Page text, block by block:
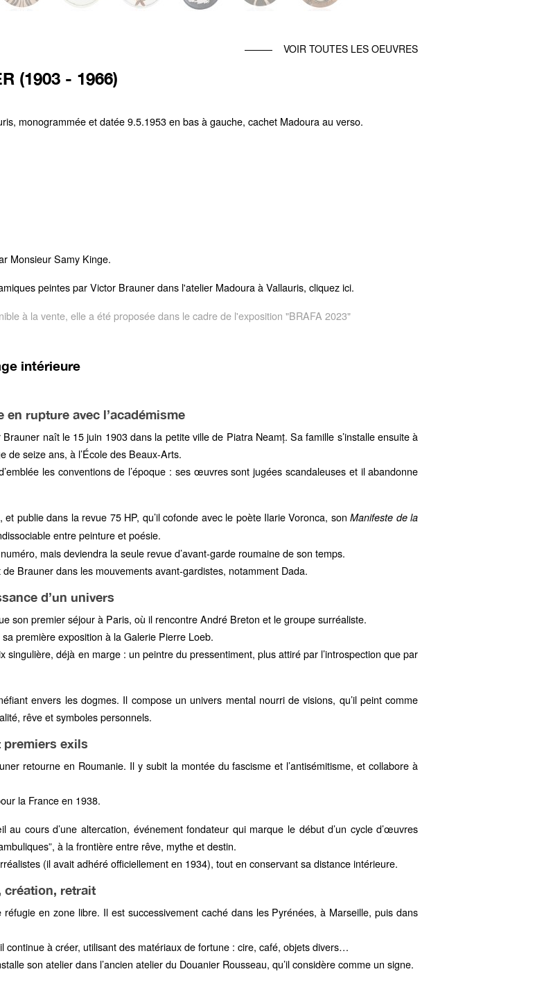
VOIR TOUTES LES OEUVRES
(1903 - 1966)
monogrammée et datée 9.5.1953 en bas à gauche, cachet Madoura au verso.
Monsieur Samy Kinge.
peintes par Victor Brauner dans l'atelier Madoura à Vallauris, cliquez ici.
à la vente, elle a été proposée dans le cadre de l'exposition "BRAFA 2023"
intérieure
en rupture avec l’académisme
naît le 15 juin 1903 dans la petite ville de Piatra Neamț. Sa famille s’installe ensuite à
de seize ans, à l’École des Beaux-Arts.
les conventions de l’époque : ses œuvres sont jugées scandaleuses et il abandonne
et publie dans la revue 75 HP, qu’il cofonde avec le poète Ilarie Voronca, sonManifeste de la
entre peinture et poésie.
mais deviendra la seule revue d’avant-garde roumaine de son temps.
Brauner dans les mouvements avant-gardistes, notamment Dada.
d’un univers
son premier séjour à Paris, où il rencontre André Breton et le groupe surréaliste.
première exposition à la Galerie Pierre Loeb.
singulière, déjà en marge : un peintre du pressentiment, plus attiré par l’introspection que par
envers les dogmes. Il compose un univers mental nourri de visions, qu’il peint comme
rêve et symboles personnels.
premiers exils
retourne en Roumanie. Il y subit la montée du fascisme et l’antisémitisme, et collabore à
la France en 1938.
cours d’une altercation, événement fondateur qui marque le début d’un cycle d’œuvres
à la frontière entre rêve, mythe et destin.
(il avait adhéré officiellement en 1934), tout en conservant sa distance intérieure.
création, retrait
en zone libre. Il est successivement caché dans les Pyrénées, à Marseille, puis dans
continue à créer, utilisant des matériaux de fortune : cire, café, objets divers…
son atelier dans l’ancien atelier du Douanier Rousseau, qu’il considère comme un signe.